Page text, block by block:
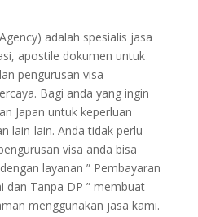
adalah spesialis jasa
apostile dokumen untuk
pengurusan visa
Bagi anda yang ingin
Japan untuk keperluan
lain-lain. Anda tidak perlu
visa anda bisa
layanan ” Pembayaran
dan Tanpa DP ” membuat
menggunakan jasa kami.